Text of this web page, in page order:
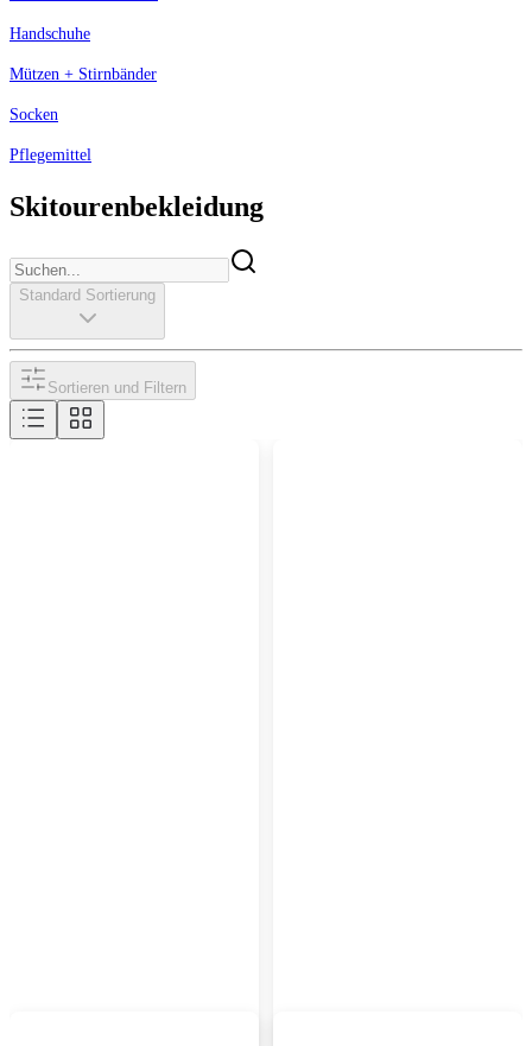
Handschuhe
Mützen + Stirnbänder
Socken
Pflegemittel
Skitourenbekleidung
Standard Sortierung
Sortieren und Filtern